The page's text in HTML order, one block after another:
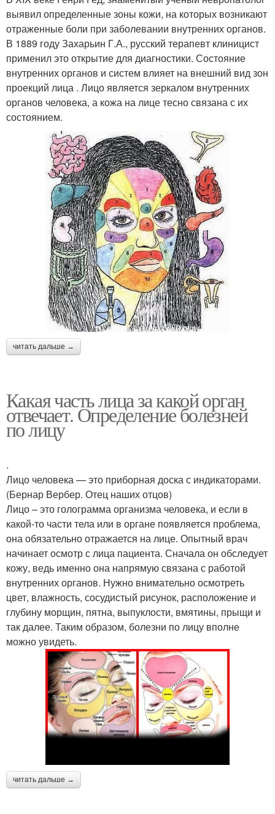
выявил определенные зоны кожи, на которых возникают
отраженные боли при заболевании внутренних органов.
В 1889 году Захарьин Г.А., русский терапевт клиницист
применил это открытие для диагностики. Состояние
внутренних органов и систем влияет на внешний вид зон
проекций лица . Лицо является зеркалом внутренних
органов человека, а кожа на лице тесно связана с их
состоянием.
читать дальше →
Какая часть лица за какой орган
отвечает. Определение болезней
по лицу
.
Лицо человека — это приборная доска с индикаторами.
(Бернар Вербер. Отец наших отцов)
Лицо – это голограмма организма человека, и если в
какой-то части тела или в органе появляется проблема,
она обязательно отражается на лице. Опытный врач
начинает осмотр с лица пациента. Сначала он обследует
кожу, ведь именно она напрямую связана с работой
внутренних органов. Нужно внимательно осмотреть
цвет, влажность, сосудистый рисунок, расположение и
глубину морщин, пятна, выпуклости, вмятины, прыщи и
так далее. Таким образом, болезни по лицу вполне
можно увидеть.
читать дальше →